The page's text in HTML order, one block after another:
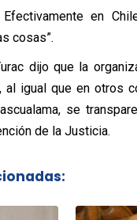
en
cosas”.
dijo que la
al igual que en otros
se
de la Justicia.